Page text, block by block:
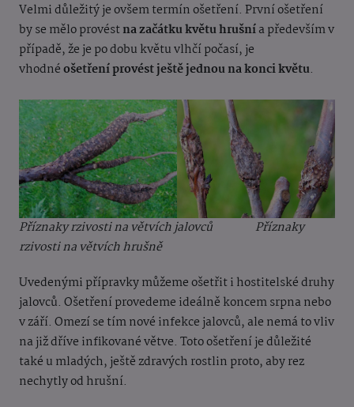
Velmi důležitý je ovšem termín ošetření. První ošetření
by se mělo provéstna začátku květu hrušnía především v
případě, že je po dobu květu vlhčí počasí, je
vhodnéošetření provést ještě jednou na konci květu.
Příznaky rzivosti na větvích jalovců Příznaky
rzivosti na větvích hrušně
Uvedenými přípravky můžeme ošetřit i hostitelské druhy
jalovců. Ošetření provedeme ideálně koncem srpna nebo
v září. Omezí se tím nové infekce jalovců, ale nemá to vliv
na již dříve infikované větve. Toto ošetření je důležité
také u mladých, ještě zdravých rostlin proto, aby rez
nechytly od hrušní.